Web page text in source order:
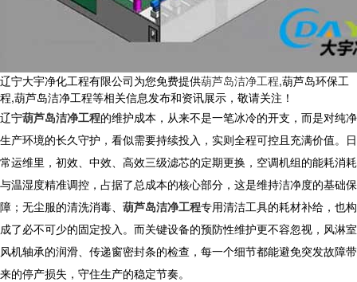
辽宁大宇净化工程有限公司为您免费提供葫芦岛洁净工程,葫芦岛环保工
程,葫芦岛洁净工程等相关信息发布和资讯展示，敬请关注！
辽宁葫芦岛洁净工程的维护成本，从来不是一笔冰冷的开支，而是对纯净
生产环境的长久守护，看似需要持续投入，实则全程可控且充满价值。日
常运维里，初效、中效、高效三级滤芯的定期更换，空调机组的能耗消耗
与温湿度精准调控，占据了总成本的核心部分，这是维持洁净度的基础保
障；无尘服的清洗消毒、 葫芦岛洁净工程专用清洁工具的耗材补给，也构
成了必不可少的固定投入。而关键设备的预防性维护更不容忽视，风淋室
风机轴承的润滑、传递窗密封条的检查，每一个细节都能避免突发故障带
来的停产损失，守住生产的稳定节奏。